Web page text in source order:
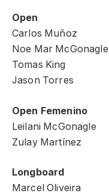
Open
Carlos Muñoz
Noe Mar McGonagle
Tomas King
Jason Torres
Open Femenino
Leilani McGonagle
Zulay Martínez
Longboard
Marcel Oliveira